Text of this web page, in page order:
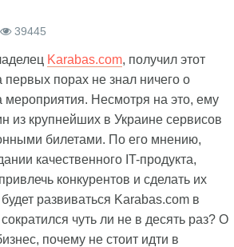
39445
Karabas.com, получил этот
первых порах не знал ничего о
мероприятия. Несмотря на это, ему
из крупнейших в Украине сервисов
билетами. По его мнению,
качественного IT-продукта,
конкурентов и сделать их
развиваться Karabas.com в
чуть ли не в десять раз? О
почему не стоит идти в